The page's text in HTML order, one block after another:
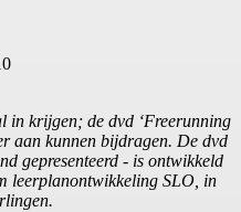
in krijgen; de dvd ‘Freerunning
aan kunnen bijdragen. De dvd
gepresenteerd - is ontwikkeld
leerplanontwikkeling SLO, in